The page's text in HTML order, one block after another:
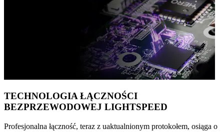
TECHNOLOGIA ŁĄCZNOŚCI
BEZPRZEWODOWEJ LIGHTSPEED
Profesjonalna łączność, teraz z uaktualnionym protokołem, osiąga o